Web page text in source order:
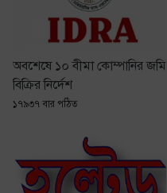
অবশেষে ১০ বীমা কোম্পানির জমি
বিক্রির নির্দেশ
১৭৯৩৭ বার পঠিত